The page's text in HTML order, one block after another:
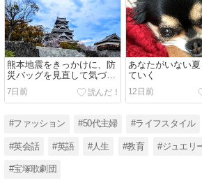
熊本地震をきっかけに、防
災バッグを見直して気づい
たこと
7日前
あなたがいない夏
ていく
12日前
#ファッション #50代主婦 #ライフスタイル
#英会話 #英語 #人生 #教育 #ジュエリ
#宝塚歌劇団